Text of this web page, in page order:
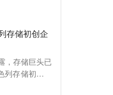
存储初创企
，存储巨头已
存储初创企
段。